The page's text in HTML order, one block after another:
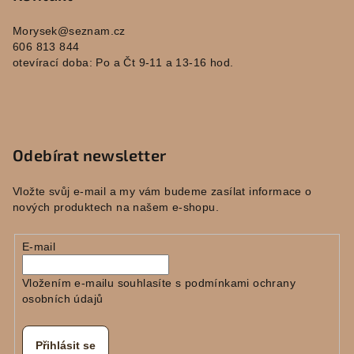
Morysek@seznam.cz
606 813 844
otevírací doba: Po a Čt 9-11 a 13-16 hod.
Odebírat newsletter
Vložte svůj e-mail a my vám budeme zasílat informace o
nových produktech na našem e-shopu.
E-mail
Vložením e-mailu souhlasíte s podmínkami ochrany
osobních údajů
Přihlásit se